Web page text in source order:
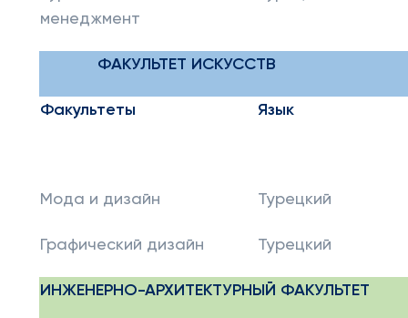
менеджмент
ФАКУЛЬТЕТ ИСКУССТВ
Факультеты Язык
Мода и дизайн Турецкий
Графический дизайн Турецкий
ИНЖЕНЕРНО-АРХИТЕКТУРНЫЙ ФАКУЛЬТЕТ